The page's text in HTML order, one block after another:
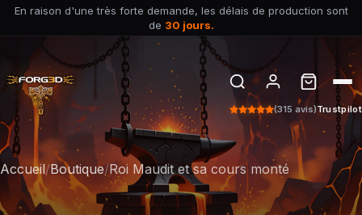
En raison d'une très forte demande, les délais de production sont
de 30 jours.
(315 avis)Trustpilot
Accueil/Boutique/Roi Maudit et sa cours monté